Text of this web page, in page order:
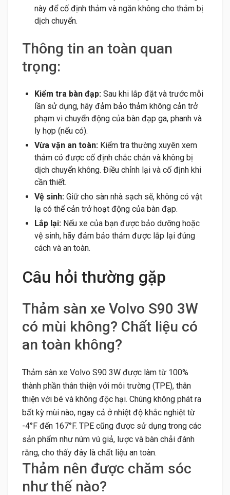
này để cố định thảm và ngăn không cho thảm bị
dịch chuyển.
Thông tin an toàn quan
trọng:
Kiểm tra bàn đạp: Sau khi lắp đặt và trước mỗi
lần sử dụng, hãy đảm bảo thảm không cản trở
phạm vi chuyển động của bàn đạp ga, phanh và
ly hợp (nếu có).
Vừa vặn an toàn: Kiểm tra thường xuyên xem
thảm có được cố định chắc chắn và không bị
dịch chuyển không. Điều chỉnh lại và cố định khi
cần thiết.
Vệ sinh: Giữ cho sàn nhà sạch sẽ, không có vật
lạ có thể cản trở hoạt động của bàn đạp.
Lắp lại: Nếu xe của bạn được bảo dưỡng hoặc
vệ sinh, hãy đảm bảo thảm được lắp lại đúng
cách và an toàn.
Câu hỏi thường gặp
Thảm sàn xe Volvo S90 3W
có mùi không? Chất liệu có
an toàn không?
Thảm sàn xe Volvo S90 3W được làm từ 100%
thành phần thân thiện với môi trường (TPE), thân
thiện với bé và không độc hại. Chúng không phát ra
bất kỳ mùi nào, ngay cả ở nhiệt độ khắc nghiệt từ
-4°F đến 167°F. TPE cũng được sử dụng trong các
sản phẩm như núm vú giả, lược và bàn chải đánh
răng, cho thấy đây là chất liệu an toàn.
Thảm nên được chăm sóc
như thế nào?